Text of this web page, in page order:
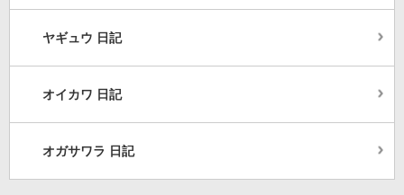
ヤギュウ 日記
オイカワ 日記
オガサワラ 日記